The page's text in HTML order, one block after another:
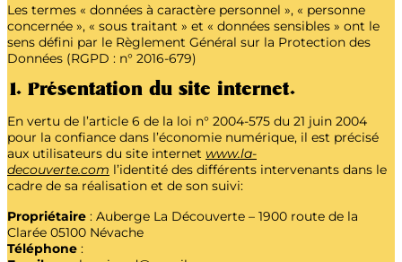
Les termes « données à caractère personnel », « personne
concernée », « sous traitant » et « données sensibles » ont le
sens défini par le Règlement Général sur la Protection des
Données (RGPD : n° 2016-679)
1. Présentation du site internet.
En vertu de l’article 6 de la loi n° 2004-575 du 21 juin 2004
pour la confiance dans l’économie numérique, il est précisé
aux utilisateurs du site internet www.la-
decouverte.com l’identité des différents intervenants dans le
cadre de sa réalisation et de son suivi:
Propriétaire : Auberge La Découverte – 1900 route de la
Clarée 05100 Névache
Téléphone :